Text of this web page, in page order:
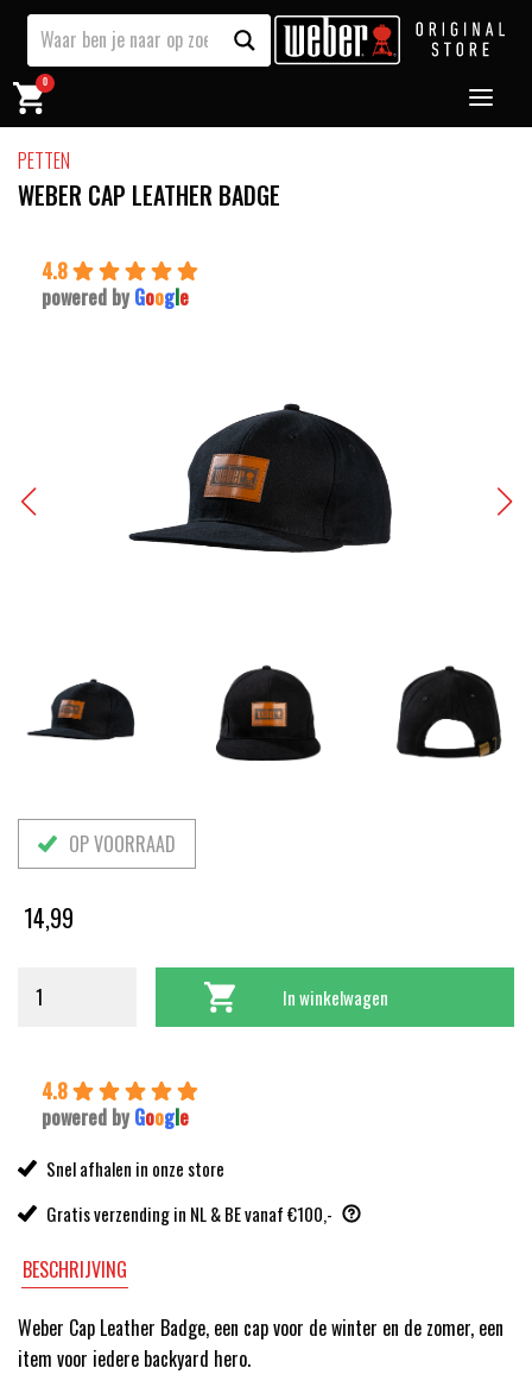
0
PETTEN
WEBER CAP LEATHER BADGE
4.8
powered by Google
OP VOORRAAD
14,99
In winkelwagen
4.8
powered by Google
Snel afhalen in onze store
Gratis verzending in NL & BE vanaf €100,-
BESCHRIJVING
Weber Cap Leather Badge, een cap voor de winter en de zomer, een
item voor iedere backyard hero.